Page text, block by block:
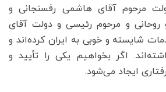
مرحوم آقای هاشمی رفسنجانی و
روحانی و مرحوم رئیسی و دولت آقای
شایسته و خوبی به ایران کرده‌اند و
اگر بخواهیم یکی را تأیید و
ایجاد می‌شود.